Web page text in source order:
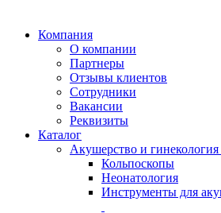
Компания
О компании
Партнеры
Отзывы клиентов
Сотрудники
Вакансии
Реквизиты
Каталог
Акушерство и гинекология
Кольпоскопы
Неонатология
Инструменты для